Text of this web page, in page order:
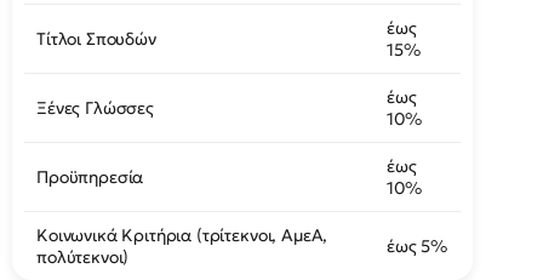
Τίτλοι Σπουδών
έως
15%
Ξένες Γλώσσες
έως
10%
Προϋπηρεσία
έως
10%
Κοινωνικά Κριτήρια (τρίτεκνοι, ΑμεΑ,
πολύτεκνοι)
έως 5%